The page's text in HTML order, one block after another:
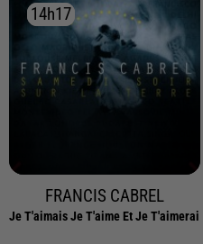
14h17
14h17
FRANCIS CABREL
Je T'aimais Je T'aime Et Je T'aimerai